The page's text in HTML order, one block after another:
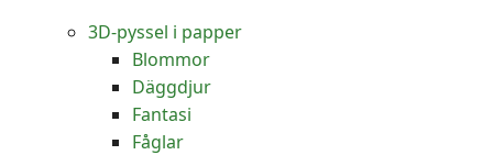
3D-pyssel i papper
Blommor
Däggdjur
Fantasi
Fåglar